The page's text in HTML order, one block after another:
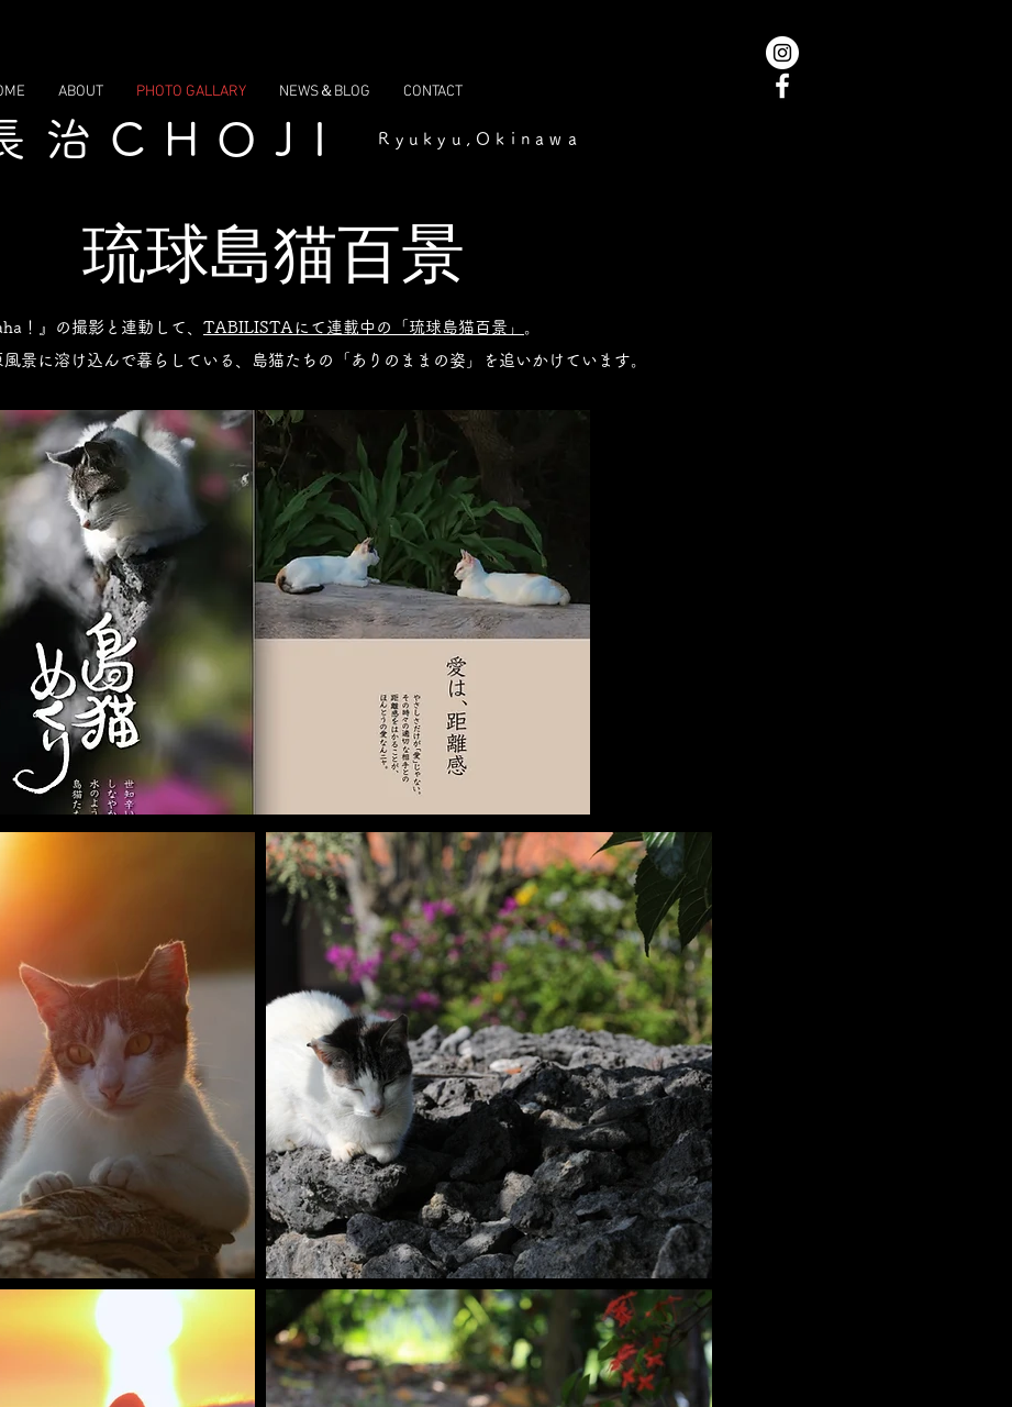
ABOUT PHOTO GALLARY NEWS＆BLOG CONTACT
治CHOJI Ryukyu,Okinawa
​琉球島猫百景
！』の撮影と連動して、 TABILISTAにて連載中の「琉球島猫百景」 。
景に溶け込んで暮らしている、島猫たちの「ありのままの姿」を追いかけています。